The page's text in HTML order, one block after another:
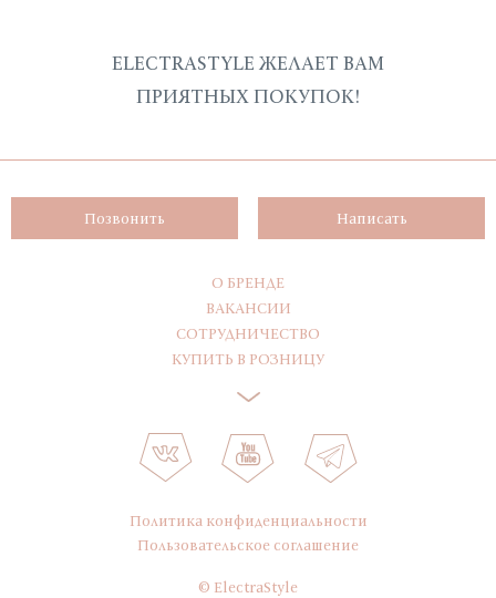
ELECTRASTYLE ЖЕЛАЕТ ВАМ
ПРИЯТНЫХ ПОКУПОК!
Позвонить Написать
О БРЕНДЕ
ВАКАНСИИ
СОТРУДНИЧЕСТВО
КУПИТЬ В РОЗНИЦУ
Политика конфиденциальности
Пользовательское соглашение
© ElectraStyle